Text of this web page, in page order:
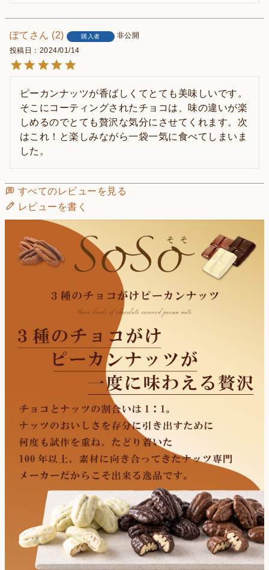
ぽて 2 購入者
非公開
投稿日
2024/01/14
ピーカンナッツが香ばしくてとても美味しいです。
そこにコーティングされたチョコは、味の違いが楽
しめるのでとても贅沢な気分にさせてくれます。次
はこれ！と楽しみながら一袋一気に食べてしまいま
した。
すべてのレビューを見る
レビューを書く